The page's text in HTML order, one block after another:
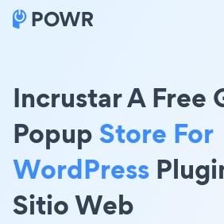
Incrustar A Free
PopupStore For
WordPress
Sitio Web